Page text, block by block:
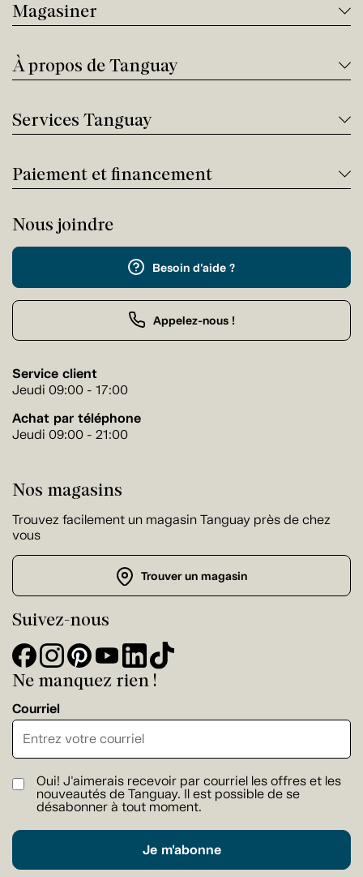
Magasiner
À propos de Tanguay
Services Tanguay
Paiement et financement
Nous joindre
Besoin d'aide ?
Appelez-nous !
Service client
Jeudi 09:00 - 17:00
Achat par téléphone
Jeudi 09:00 - 21:00
Nos magasins
Trouvez facilement un magasin Tanguay près de chez
vous
Trouver un magasin
Suivez-nous
Ne manquez rien !
Courriel
Oui! J'aimerais recevoir par courriel les offres et les
nouveautés de Tanguay. Il est possible de se
désabonner à tout moment.
Je m'abonne